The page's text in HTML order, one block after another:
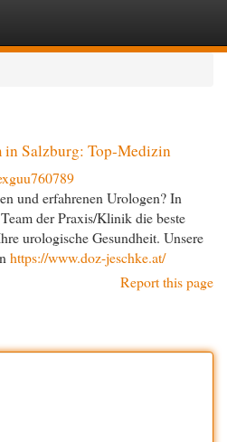
Salzburg: Top-Medizin
und erfahrenen Urologen? In
der Praxis/Klinik die beste
urologische Gesundheit. Unsere
https://www.doz-jeschke.at/
Report this page